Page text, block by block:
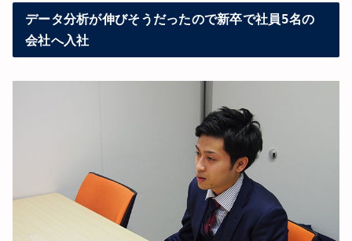
データ分析が伸びそうだったので新卒で社員5名の
会社へ入社